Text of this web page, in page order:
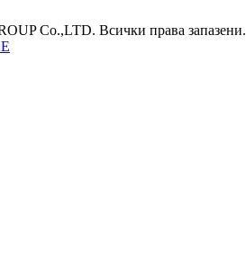
Co.,LTD. Всички права запазени.